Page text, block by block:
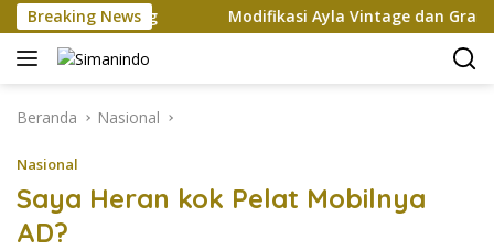
Langsung
ke
konten
Breaking News
dan Xi Jinping Modifikasi Ayla Vintage dan Gran
Beranda Nasional
Nasional
Saya Heran kok Pelat Mobilnya
AD?